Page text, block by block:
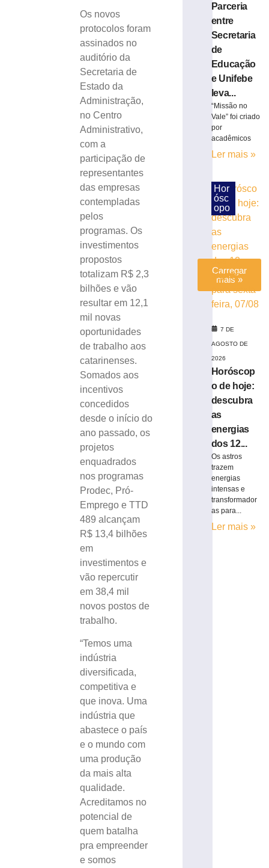
Os novos
protocolos foram
assinados no
auditório da
Secretaria de
Estado da
Administração,
no Centro
Administrativo,
com a
participação de
representantes
das empresas
contempladas
pelos
programas. Os
investimentos
propostos
totalizam R$ 2,3
bilhões e vão
resultar em 12,1
mil novas
oportunidades
de trabalho aos
catarinenses.
Somados aos
incentivos
concedidos
desde o início do
ano passado, os
projetos
enquadrados
nos programas
Prodec, Pró-
Emprego e TTD
489 alcançam
R$ 13,4 bilhões
em
investimentos e
vão repercutir
em 38,4 mil
novos postos de
trabalho.
“Temos uma
indústria
diversificada,
competitiva e
que inova. Uma
indústria que
abastece o país
e o mundo com
uma produção
da mais alta
qualidade.
Acreditamos no
potencial de
quem batalha
pra empreender
e somos
Sábado
Fácil
terá
programação
especial
em
alusão
Dia
dos
Pais
2026
mais
Carregar
mais »
Parceria
entre
Secretaria
de
Educação
e Unifebe
leva...
“Missão no
Vale” foi criado
por
acadêmicos
Ler mais »
Hor
ósc
opo
7 DE
AGOSTO DE
2026
Horóscop
o de hoje:
descubra
as
energias
dos 12...
Os astros
trazem
energias
intensas e
transformador
as para...
Ler mais »